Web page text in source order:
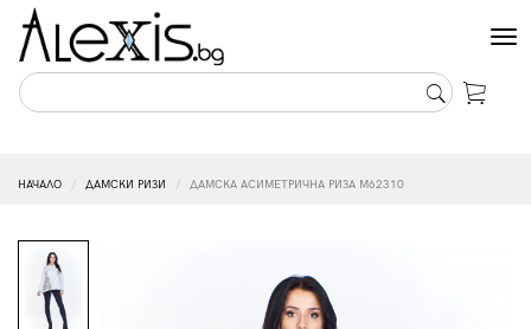
НАЧАЛО ДАМСКИ РИЗИ ДАМСКА АСИМЕТРИЧНА РИЗА M62310